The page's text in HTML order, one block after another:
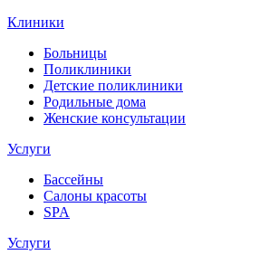
Клиники
Больницы
Поликлиники
Детские поликлиники
Родильные дома
Женские консультации
Услуги
Бассейны
Салоны красоты
SPA
Услуги